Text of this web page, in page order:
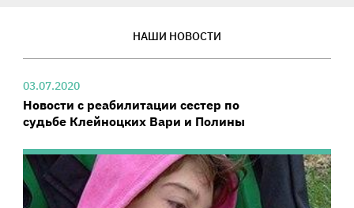
НАШИ НОВОСТИ
03.07.2020
Новости с реабилитации сестер по
судьбе Клейноцких Вари и Полины